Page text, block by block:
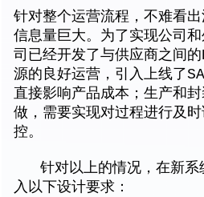
针对整个运营流程，不难看
信息量巨大。为了实现公司
司已经开发了与供应商之间
源的良好运营，引入上线了
直接影响产品成本；生产和
做，需要实现对过程进行及
控。
针对以上的情况，在新系
入以下设计要求：